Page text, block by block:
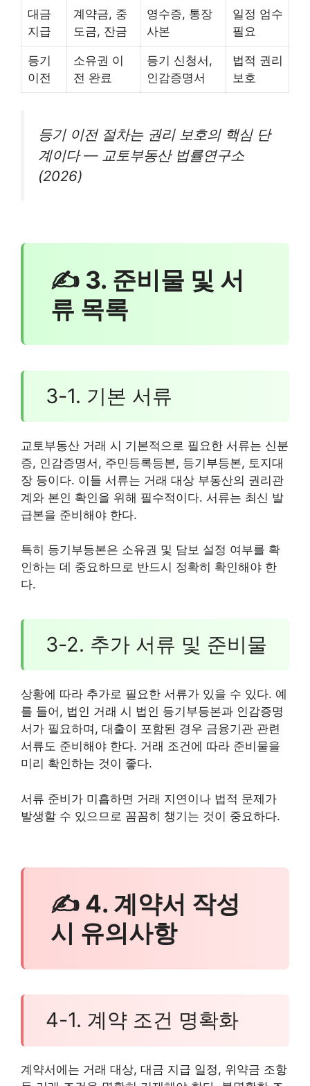
대금
지급
계약금, 중
도금, 잔금
영수증, 통장
사본
일정 엄수
필요
등기
이전
소유권 이
전 완료
등기 신청서,
인감증명서
법적 권리
보호
등기 이전 절차는 권리 보호의 핵심 단
계이다 — 교토부동산 법률연구소
(2026)
✍ 3. 준비물 및 서
류 목록
3-1. 기본 서류
교토부동산 거래 시 기본적으로 필요한 서류는 신분
증, 인감증명서, 주민등록등본, 등기부등본, 토지대
장 등이다. 이들 서류는 거래 대상 부동산의 권리관
계와 본인 확인을 위해 필수적이다. 서류는 최신 발
급본을 준비해야 한다.
특히 등기부등본은 소유권 및 담보 설정 여부를 확
인하는 데 중요하므로 반드시 정확히 확인해야 한
다.
3-2. 추가 서류 및 준비물
상황에 따라 추가로 필요한 서류가 있을 수 있다. 예
를 들어, 법인 거래 시 법인 등기부등본과 인감증명
서가 필요하며, 대출이 포함된 경우 금융기관 관련
서류도 준비해야 한다. 거래 조건에 따라 준비물을
미리 확인하는 것이 좋다.
서류 준비가 미흡하면 거래 지연이나 법적 문제가
발생할 수 있으므로 꼼꼼히 챙기는 것이 중요하다.
✍ 4. 계약서 작성
시 유의사항
4-1. 계약 조건 명확화
계약서에는 거래 대상, 대금 지급 일정, 위약금 조항